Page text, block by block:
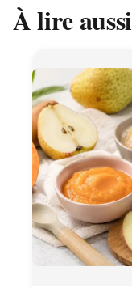
À lire aussi